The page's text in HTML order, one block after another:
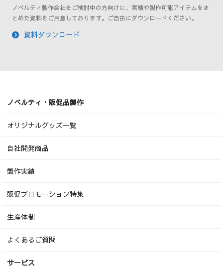
ノベルティ製作会社をご検討中の方向けに、実績や製作可能アイテムをま
とめた資料をご用意しております。ご自由にダウンロードください。
資料ダウンロード
ノベルティ・販促品製作
オリジナルグッズ一覧
自社開発商品
製作実績
販促プロモーション特集
生産体制
よくあるご質問
サービス